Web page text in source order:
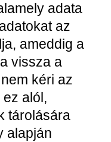
adata
az
ameddig a
vissza a
kéri az
alól,
tárolására
alapján